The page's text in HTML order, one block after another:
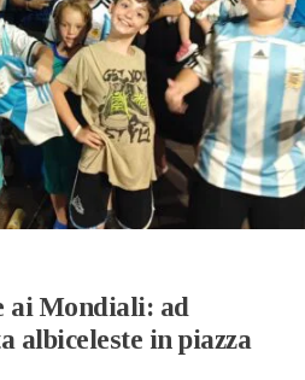
ai Mondiali: ad
albiceleste in piazza